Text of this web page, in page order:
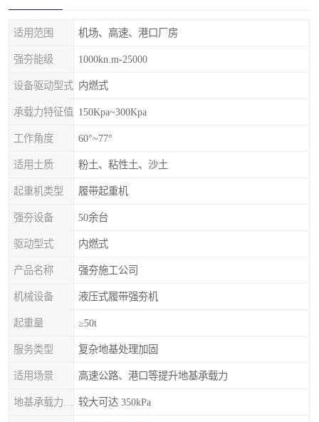
适用范围 机场、高速、港口厂房
强夯能级 1000kn.m-25000
设备驱动型式 内燃式
承载力特征值 150Kpa~300Kpa
工作角度 60°~77°
适用土质 粉土、粘性土、沙土
起重机类型 履带起重机
强夯设备 50余台
驱动型式 内燃式
产品名称 强夯施工公司
机械设备 液压式履带强夯机
起重量 ≥50t
服务类型 复杂地基处理加固
适用场景 高速公路、港口等提升地基承载力
较大可达 350kPa